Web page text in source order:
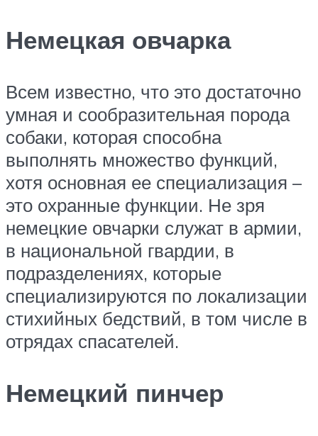
Немецкая овчарка
Всем известно, что это достаточно
умная и сообразительная порода
собаки, которая способна
выполнять множество функций,
хотя основная ее специализация –
это охранные функции. Не зря
немецкие овчарки служат в армии,
в национальной гвардии, в
подразделениях, которые
специализируются по локализации
стихийных бедствий, в том числе в
отрядах спасателей.
Немецкий пинчер